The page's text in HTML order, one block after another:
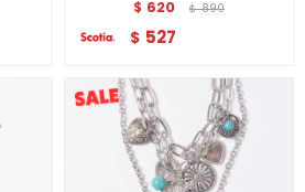
$ 620 $ 890
$ 527